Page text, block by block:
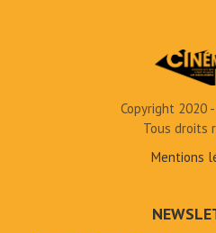
Copyright 2020
Tous droits
Mentions